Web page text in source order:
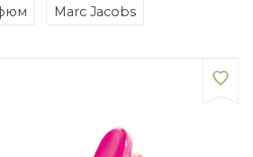
Marc Jacobs